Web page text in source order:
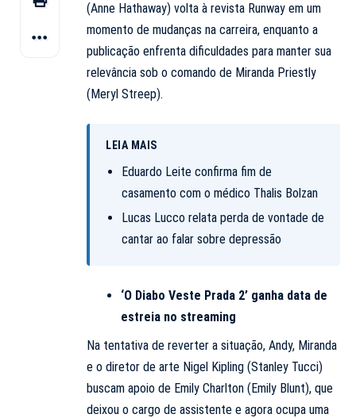
(Anne Hathaway) volta à revista Runway em um
momento de mudanças na carreira, enquanto a
publicação enfrenta dificuldades para manter sua
relevância sob o comando de Miranda Priestly
(Meryl Streep).
LEIA MAIS
Eduardo Leite confirma fim de
casamento com o médico Thalis Bolzan
Lucas Lucco relata perda de vontade de
cantar ao falar sobre depressão
‘O Diabo Veste Prada 2’ ganha data de
estreia no streaming
Na tentativa de reverter a situação, Andy, Miranda
e o diretor de arte Nigel Kipling (Stanley Tucci)
buscam apoio de Emily Charlton (Emily Blunt), que
deixou o cargo de assistente e agora ocupa uma